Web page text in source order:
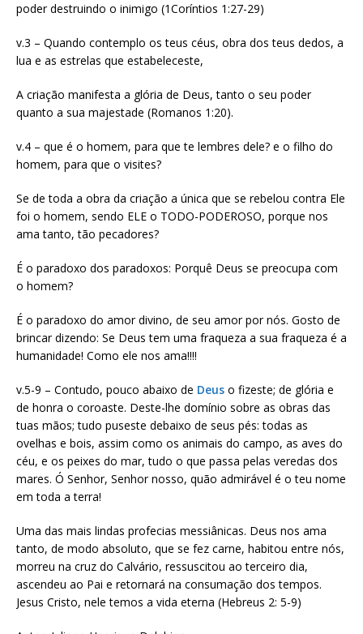
poder destruindo o inimigo (1Coríntios 1:27-29)
v.3 – Quando contemplo os teus céus, obra dos teus dedos, a
lua e as estrelas que estabeleceste,
A criação manifesta a glória de Deus, tanto o seu poder
quanto a sua majestade (Romanos 1:20).
v.4 – que é o homem, para que te lembres dele? e o filho do
homem, para que o visites?
Se de toda a obra da criação a única que se rebelou contra Ele
foi o homem, sendo ELE o TODO-PODEROSO, porque nos
ama tanto, tão pecadores?
É o paradoxo dos paradoxos: Porquê Deus se preocupa com
o homem?
É o paradoxo do amor divino, de seu amor por nós. Gosto de
brincar dizendo: Se Deus tem uma fraqueza a sua fraqueza é a
humanidade! Como ele nos ama!!!!
v.5-9 – Contudo, pouco abaixo de Deus o fizeste; de glória e
de honra o coroaste. Deste-lhe domínio sobre as obras das
tuas mãos; tudo puseste debaixo de seus pés: todas as
ovelhas e bois, assim como os animais do campo, as aves do
céu, e os peixes do mar, tudo o que passa pelas veredas dos
mares. Ó Senhor, Senhor nosso, quão admirável é o teu nome
em toda a terra!
Uma das mais lindas profecias messiânicas. Deus nos ama
tanto, de modo absoluto, que se fez carne, habitou entre nós,
morreu na cruz do Calvário, ressuscitou ao terceiro dia,
ascendeu ao Pai e retornará na consumação dos tempos.
Jesus Cristo, nele temos a vida eterna (Hebreus 2: 5-9)